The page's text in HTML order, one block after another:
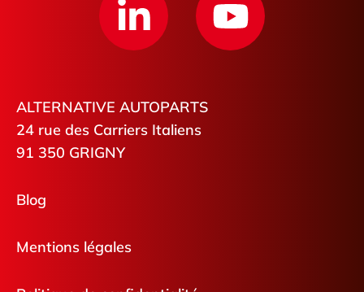
ALTERNATIVE AUTOPARTS
24 rue des Carriers Italiens
91 350 GRIGNY
Blog
Mentions légales